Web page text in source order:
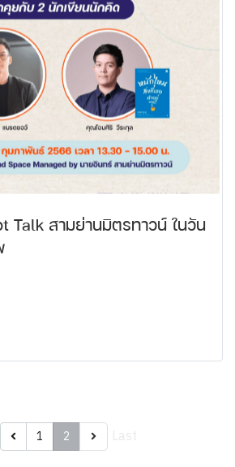
Talk สามย่านมิตรทาวน์ ในวัน
1 2